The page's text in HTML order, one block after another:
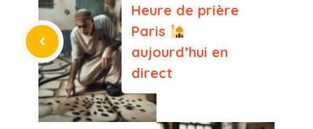
Heure de prière
Paris
aujourd’hui en
direct